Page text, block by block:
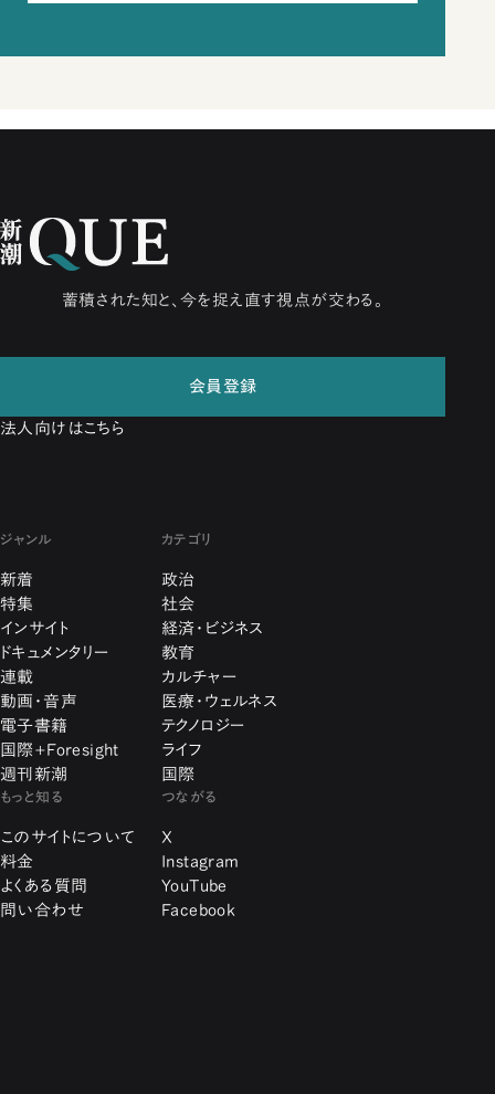
蓄積された知と、今を捉え直す視点が交わる。
会員登録
法人向けはこちら
ジャンル
新着
特集
インサイト
ドキュメンタリー
連載
動画・音声
電子書籍
国際+Foresight
週刊新潮
カテゴリ
政治
社会
経済・ビジネス
教育
カルチャー
医療・ウェルネス
テクノロジー
ライフ
国際
もっと知る
このサイトについて
料金
よくある質問
問い合わせ
つながる
X
Instagram
YouTube
Facebook